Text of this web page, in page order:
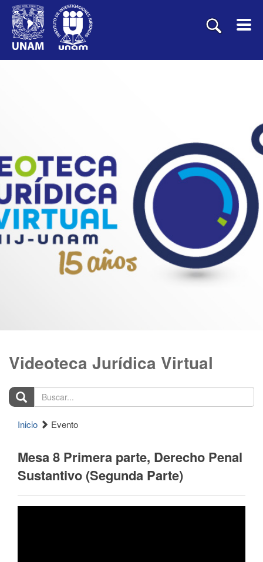
Videoteca Jurídica Virtual
Buscar...
Inicio Evento
Mesa 8 Primera parte, Derecho Penal
Sustantivo (Segunda Parte)